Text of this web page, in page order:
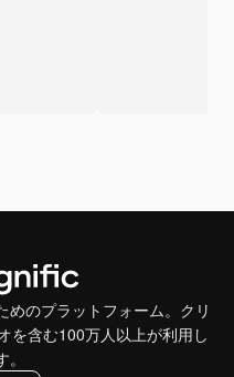
のプラットフォーム。クリ
を含む100万人以上が利用し